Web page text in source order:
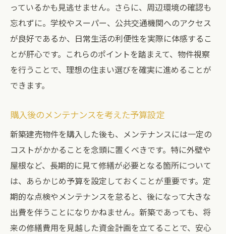
っているかも見逃せません。さらに、周辺環境の確認も
忘れずに。学校やスーパー、公共交通機関へのアクセス
が良好であるか、日常生活の利便性を実際に体感するこ
とが肝心です。これらのポイントを踏まえて、物件視察
を行うことで、理想の住まい選びを確実に進めることが
できます。
購入後のメンテナンスを考えた予算設定
新築建売物件を購入した後も、メンテナンスには一定の
コストがかかることを念頭に置くべきです。特に外壁や
屋根など、長期的に見て修繕が必要となる箇所について
は、あらかじめ予算を設定しておくことが重要です。定
期的な点検やメンテナンスを怠ると、後になって大きな
出費を伴うことになりかねません。新築であっても、将
来の修繕費用を見越した資金計画を立てることで、安心